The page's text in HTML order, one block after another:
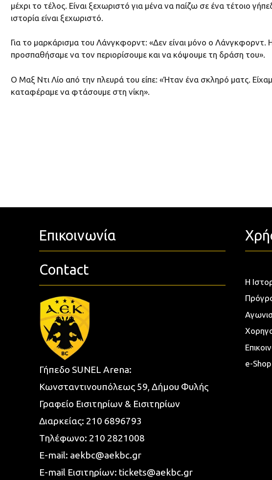
μέχρι το τέλος. Είναι ξεχωριστό για μένα να παίζω σε ένα τέτοιο
ιστορία είναι ξεχωριστό.
Για το μαρκάρισμα του Λάνγκφορντ: «Δεν είναι μόνο ο Λάνγκφορντ.
προσπαθήσαμε να τον περιορίσουμε και να κόψουμε τη δράση του».
Ο Μαξ Ντι Λίο από την πλευρά του είπε: «Ήταν ένα σκληρό ματς.
καταφέραμε να φτάσουμε στη νίκη».
Επικοινωνία
Contact
Γήπεδο SUNEL Arena:
Κωνσταντινουπόλεως 59, Δήμου Φυλής
Γραφείο Εισιτηρίων & Εισιτηρίων
Διαρκείας: 210 6896793
Τηλέφωνο: 210 2821008
E-mail: aekbc@aekbc.gr
E-mail Εισιτηρίων: tickets@aekbc.gr
Η
e-Shop